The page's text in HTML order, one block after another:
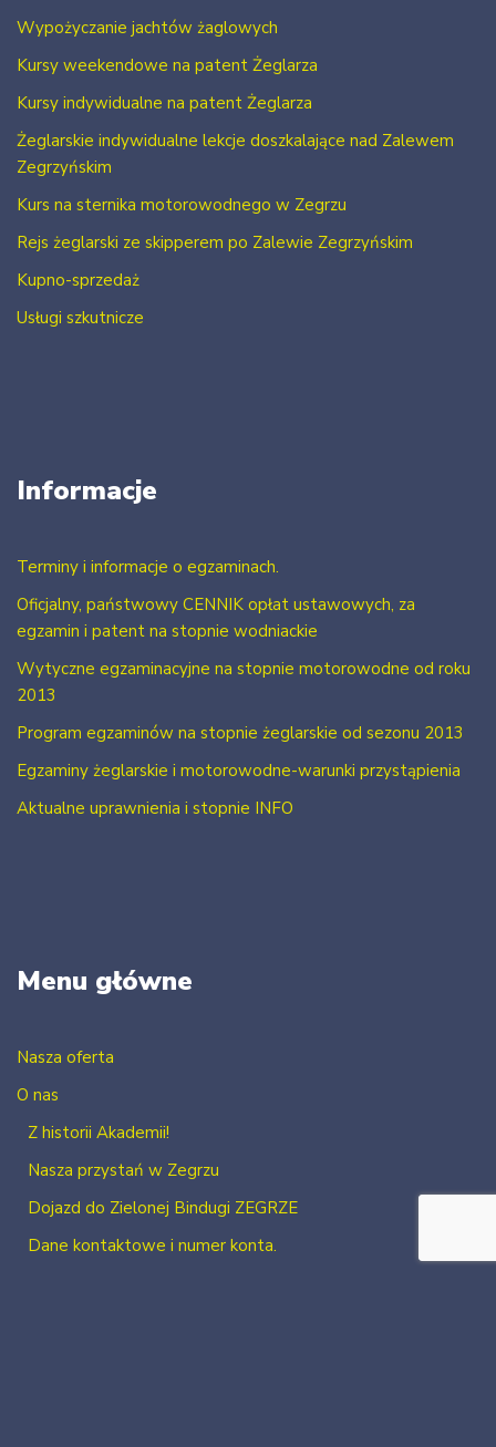
Wypożyczanie jachtów żaglowych
Kursy weekendowe na patent Żeglarza
Kursy indywidualne na patent Żeglarza
Żeglarskie indywidualne lekcje doszkalające nad Zalewem
Zegrzyńskim
Kurs na sternika motorowodnego w Zegrzu
Rejs żeglarski ze skipperem po Zalewie Zegrzyńskim
Kupno-sprzedaż
Usługi szkutnicze
Informacje
Terminy i informacje o egzaminach.
Oficjalny, państwowy CENNIK opłat ustawowych, za
egzamin i patent na stopnie wodniackie
Wytyczne egzaminacyjne na stopnie motorowodne od roku
2013
Program egzaminów na stopnie żeglarskie od sezonu 2013
Egzaminy żeglarskie i motorowodne-warunki przystąpienia
Aktualne uprawnienia i stopnie INFO
Menu główne
Nasza oferta
O nas
Z historii Akademii!
Nasza przystań w Zegrzu
Dojazd do Zielonej Bindugi ZEGRZE
Dane kontaktowe i numer konta.